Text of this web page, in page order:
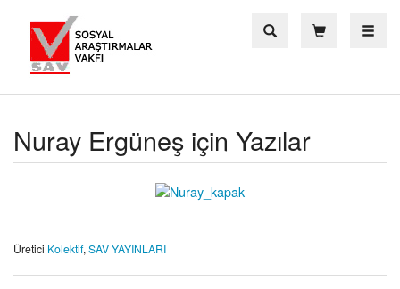
Nuray Ergüneş için Yazılar
Üretici Kolektif, SAV YAYINLARI